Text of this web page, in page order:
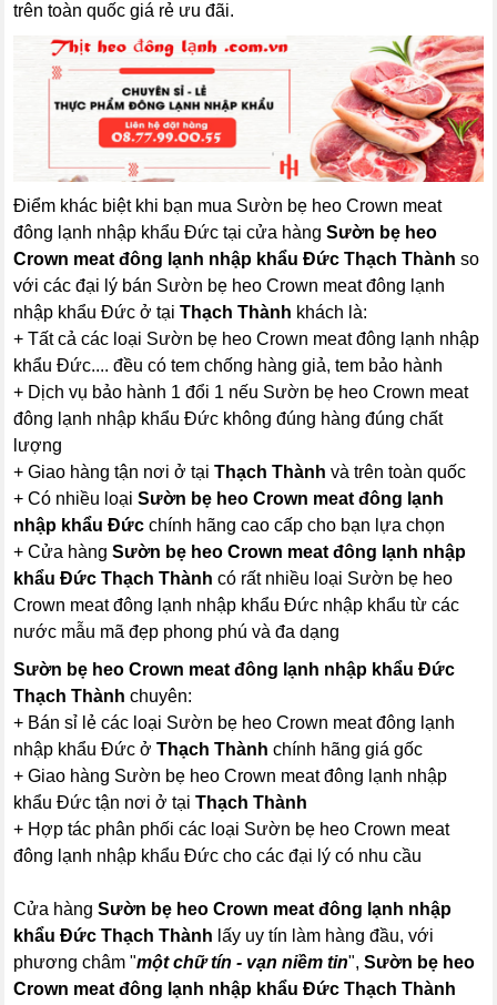
trên toàn quốc giá rẻ ưu đãi.
Điểm khác biệt khi bạn mua Sườn bẹ heo Crown meat
đông lạnh nhập khẩu Đức tại cửa hàngSườn bẹ heo
Crown meat đông lạnh nhập khẩu Đức Thạch Thành so
với các đại lý bán Sườn bẹ heo Crown meat đông lạnh
nhập khẩu Đức ở tạiThạch Thành khách là:
+ Tất cả các loại Sườn bẹ heo Crown meat đông lạnh nhập
khẩu Đức.... đều có tem chống hàng giả, tem bảo hành
+ Dịch vụ bảo hành 1 đổi 1 nếu Sườn bẹ heo Crown meat
đông lạnh nhập khẩu Đức không đúng hàng đúng chất
lượng
+ Giao hàng tận nơi ở tạiThạch Thành và trên toàn quốc
+ Có nhiều loạiSườn bẹ heo Crown meat đông lạnh
nhập khẩu Đức chính hãng cao cấp cho bạn lựa chọn
+ Cửa hàngSườn bẹ heo Crown meat đông lạnh nhập
khẩu Đức Thạch Thành có rất nhiều loại Sườn bẹ heo
Crown meat đông lạnh nhập khẩu Đức nhập khẩu từ các
nước mẫu mã đẹp phong phú và đa dạng
Sườn bẹ heo Crown meat đông lạnh nhập khẩu Đức
Thạch Thànhchuyên:
+ Bán sỉ lẻ các loại Sườn bẹ heo Crown meat đông lạnh
nhập khẩu Đức ởThạch Thành chính hãng giá gốc
+ Giao hàng Sườn bẹ heo Crown meat đông lạnh nhập
khẩu Đức tận nơi ở tạiThạch Thành
+ Hợp tác phân phối các loại Sườn bẹ heo Crown meat
đông lạnh nhập khẩu Đức cho các đại lý có nhu cầu
Cửa hàngSườn bẹ heo Crown meat đông lạnh nhập
khẩu Đức Thạch Thành lấy uy tín làm hàng đầu, với
phương châm "một chữ tín - vạn niềm tin",Sườn bẹ heo
Crown meat đông lạnh nhập khẩu Đức Thạch Thành